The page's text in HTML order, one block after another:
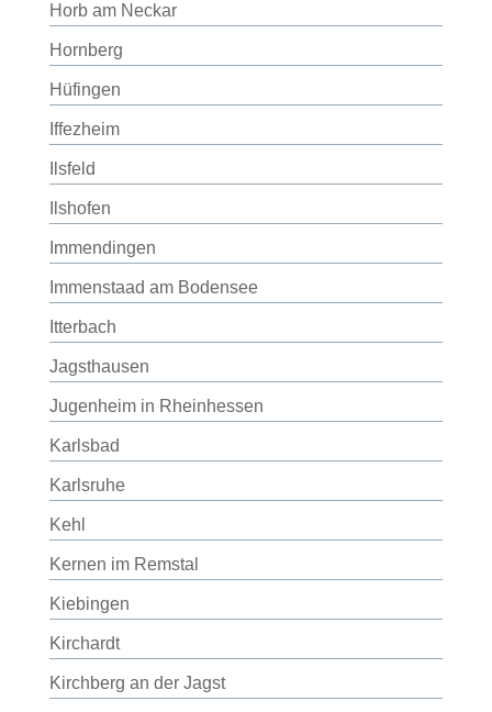
Horb am Neckar
Hornberg
Hüfingen
Iffezheim
Ilsfeld
Ilshofen
Immendingen
Immenstaad am Bodensee
Itterbach
Jagsthausen
Jugenheim in Rheinhessen
Karlsbad
Karlsruhe
Kehl
Kernen im Remstal
Kiebingen
Kirchardt
Kirchberg an der Jagst